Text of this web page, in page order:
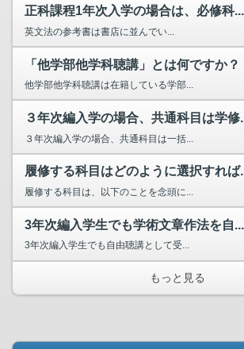
正科課程1年次入学の場合は、必修科...
英文法の参考書は書店に並んでい...
「他学部他学科聴講」とは何ですか？
他学部他学科聴講は在籍している学部...
３年次編入学の場合、共通科目は学修
３年次編入学の場合、共通科目は一括...
履修する科目はどのように選択すれば
履修する科目は、以下のことを念頭に...
3年次編入学生でも学術文章作法を自...
3年次編入学生でも自由聴講として受...
もっと見る